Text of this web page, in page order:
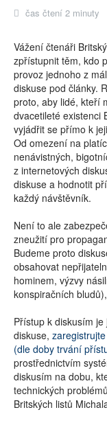
čas čtení 2 minuty
Vážení čtenáři
zpřístupnit těm, kdo
provoz jednoho z
diskuse pod články.
proto, aby lidé, kteří
dvacetileté existenci
vyjádřit se přímo k
Od omezení na
nenávistných,
z internetových
diskuse a hodnotit
každý návštěvník.
Není to ale
zneužití pro
Budeme proto
obsahovat
hominem, výzvy
konspiračních
Přístup k diskusím
diskuse,
(dle doby trvání
prostřednictvím
diskusím na dobu,
technických
Britských listů